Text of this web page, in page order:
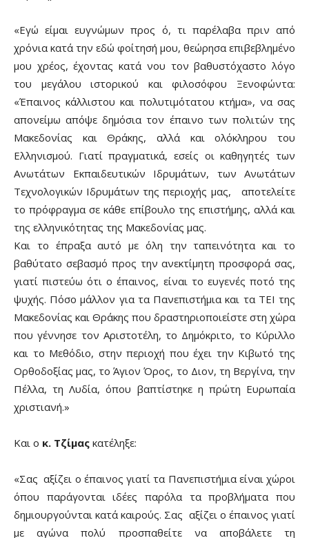
«Εγώ είμαι ευγνώμων προς ό, τι παρέλαβα πριν από
χρόνια κατά την εδώ φοίτησή μου, θεώρησα επιβεβλημένο
μου χρέος, έχοντας κατά νου τον βαθυστόχαστο λόγο
του μεγάλου ιστορικού και φιλοσόφου Ξενοφώντα:
«Έπαινος κάλλιστου και πολυτιμότατου κτήμα», να σας
απονείμω απόψε δημόσια τον έπαινο των πολιτών της
Μακεδονίας και Θράκης, αλλά και ολόκληρου του
Ελληνισμού. Γιατί πραγματικά, εσείς οι καθηγητές των
Ανωτάτων Εκπαιδευτικών Ιδρυμάτων, των Ανωτάτων
Τεχνολογικών Ιδρυμάτων της περιοχής μας, αποτελείτε
το πρόφραγμα σε κάθε επίβουλο της επιστήμης, αλλά και
της ελληνικότητας της Μακεδονίας μας.
Και το έπραξα αυτό με όλη την ταπεινότητα και το
βαθύτατο σεβασμό προς την ανεκτίμητη προσφορά σας,
γιατί πιστεύω ότι ο έπαινος, είναι το ευγενές ποτό της
ψυχής. Πόσο μάλλον για τα Πανεπιστήμια και τα ΤΕΙ της
Μακεδονίας και Θράκης που δραστηριοποιείστε στη χώρα
που γέννησε τον Αριστοτέλη, το Δημόκριτο, το Κύριλλο
και το Μεθόδιο, στην περιοχή που έχει την Κιβωτό της
Ορθοδοξίας μας, το Άγιον Όρος, το Διον, τη Βεργίνα, την
Πέλλα, τη Λυδία, όπου βαπτίστηκε η πρώτη Ευρωπαία
χριστιανή.»
Και ο κ. Τζίμας κατέληξε:
«Σας αξίζει ο έπαινος γιατί τα Πανεπιστήμια είναι χώροι
όπου παράγονται ιδέες παρόλα τα προβλήματα που
δημιουργούνται κατά καιρούς. Σας αξίζει ο έπαινος γιατί
με αγώνα πολύ προσπαθείτε να αποβάλετε τη